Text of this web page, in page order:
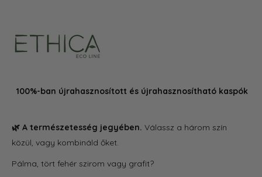
100%-ban újrahasznosított és újrahasznosítható kaspók
🌿 A természetesség jegyében. Válassz a három szín
közül, vagy kombináld őket.
Pálma, tört fehér szirom vagy grafit?